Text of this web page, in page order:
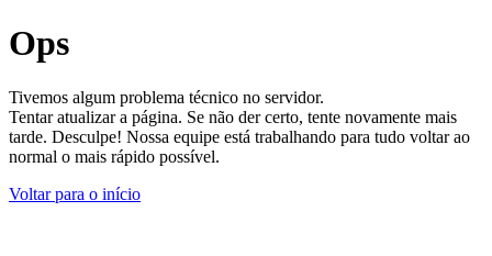
Ops
Tivemos algum problema técnico no servidor.
Tentar atualizar a página. Se não der certo, tente novamente mais
tarde. Desculpe! Nossa equipe está trabalhando para tudo voltar ao
normal o mais rápido possível.
Voltar para o início